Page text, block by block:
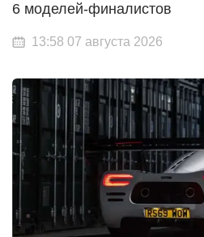
6 моделей-финалистов
13:58 07 августа 2026